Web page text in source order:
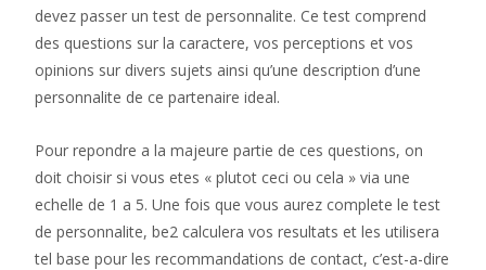
devez passer un test de personnalite. Ce test comprend
des questions sur la caractere, vos perceptions et vos
opinions sur divers sujets ainsi qu’une description d’une
personnalite de ce partenaire ideal.
Pour repondre a la majeure partie de ces questions, on
doit choisir si vous etes « plutot ceci ou cela » via une
echelle de 1 a 5. Une fois que vous aurez complete le test
de personnalite, be2 calculera vos resultats et les utilisera
tel base pour les recommandations de contact, c’est-a-dire